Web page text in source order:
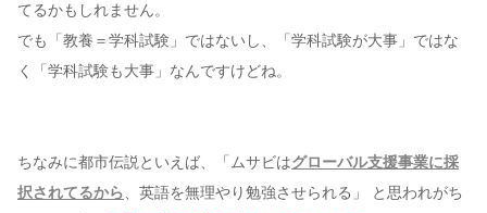
てるかもしれません。
でも「教養＝学科試験」ではないし、「学科試験が大事」ではな
く「学科試験も大事」なんですけどね。
ちなみに都市伝説といえば、「ムサビはグローバル支援事業に採
択されてるから、英語を無理やり勉強させられる」 と思われがち